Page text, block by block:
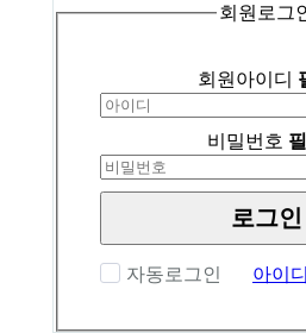
회원로그
회원아이디
비밀번호
로그인
자동로그인 아이